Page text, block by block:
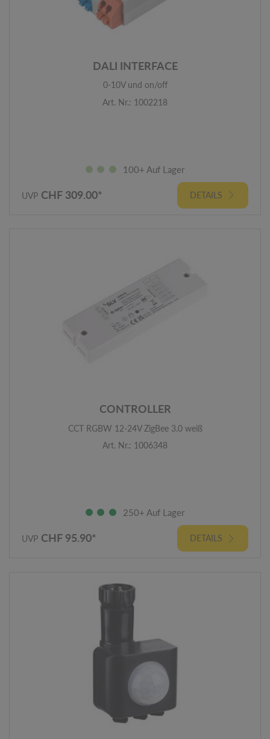
DALI INTERFACE
0-10V und on/off
Art. Nr.: 1002218
100+ Auf Lager
UVP CHF 309.00* DETAILS
CONTROLLER
CCT RGBW 12-24V ZigBee 3.0 weiß
Art. Nr.: 1006348
250+ Auf Lager
UVP CHF 95.90* DETAILS